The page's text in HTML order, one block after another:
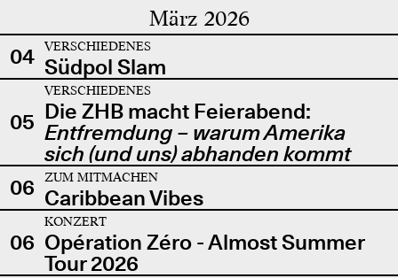
März 2026
04 VERSCHIEDENES
Südpol Slam
05
VERSCHIEDENES
Die ZHB macht Feierabend:
Entfremdung – warum Amerika
sich (und uns) abhanden kommt
06
ZUM MITMACHEN
Caribbean Vibes
06
KONZERT
Opération Zéro - Almost Summer
Tour 2026